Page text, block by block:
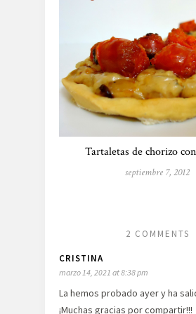
Tartaletas de chorizo
septiembre 7, 2012
2 COMMENTS
CRISTINA
marzo 14, 2021 at 8:38 pm
La hemos probado ayer y ha
¡Muchas gracias por compartir!!!